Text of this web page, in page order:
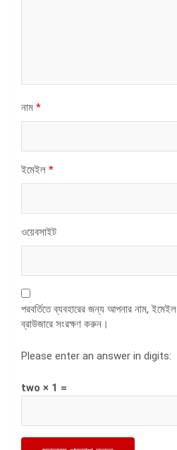
নাম *
ইমেইল *
ওয়েবসাইট
পরবর্তিতে ব্যবহারের জন্য আপনার নাম,
ব্রাউজারে সংরক্ষণ করুন।
Please enter an answer in digits:
two × 1 =